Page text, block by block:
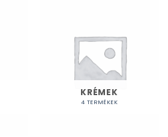
KRÉMEK
4 TERMÉKEK